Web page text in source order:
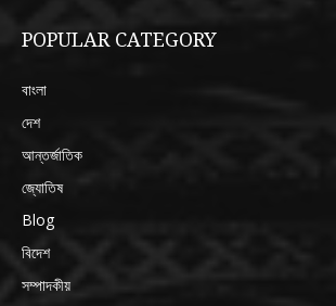
POPULAR CATEGORY
বাংলা
দেশ
আন্তর্জাতিক
জ্যোতিষ
Blog
বিদেশ
সম্পাদকীয়